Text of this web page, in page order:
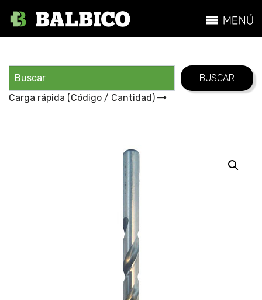
Carga rápida (Código / Cantidad)